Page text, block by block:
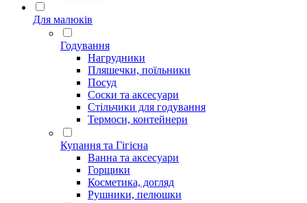
Для малюків
Годування
Нагрудники
Пляшечки, поїльники
Посуд
Соски та аксесуари
Стільчики для годування
Термоси, контейнери
Купання та Гігієна
Ванна та аксесуари
Горщики
Косметика, догляд
Рушники, пелюшки